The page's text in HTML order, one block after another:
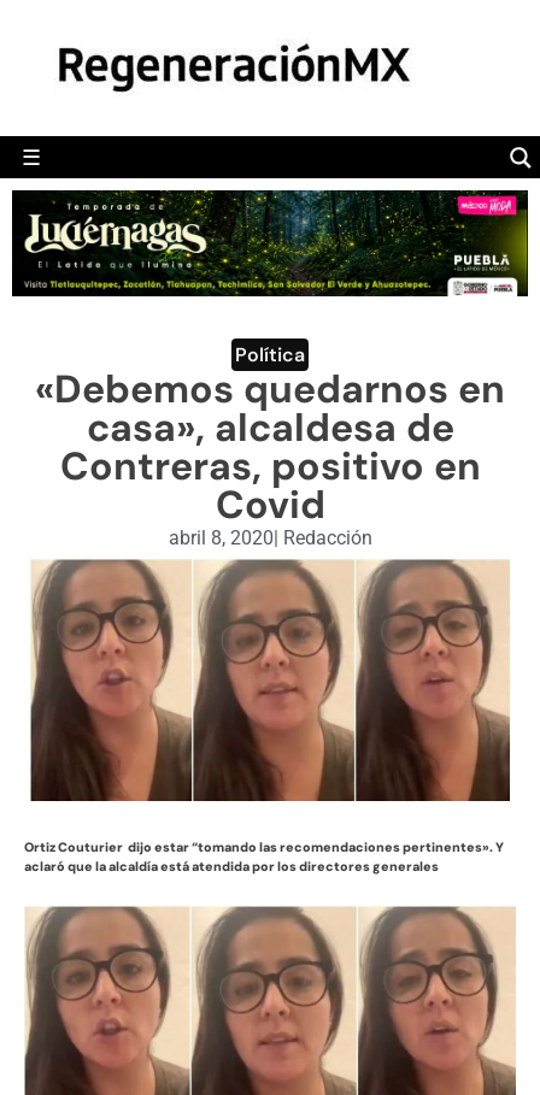
☰
POLÍTICA
CAMALEÓN
OPINIÓN
DEPORTES
ENGLISH SECTION
VIDEOS
Política
«Debemos quedarnos en
casa», alcaldesa de
Contreras, positivo en
Covid
abril 8, 2020| Redacción
Ortiz Couturier dijo estar “tomando las recomendaciones pertinentes». Y
aclaró que la alcaldía está atendida por los directores generales